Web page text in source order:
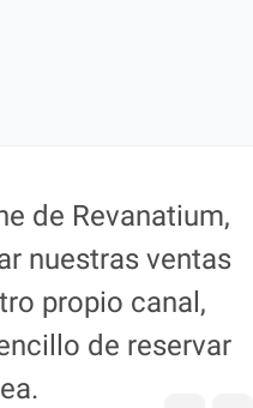
de Revanatium,
nuestras ventas
propio canal,
de reservar